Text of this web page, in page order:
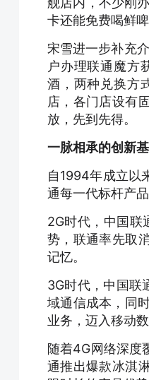
卡还能免费喝鲜
宋雪进一步补充
户办理联通魔方
酒，两种兑换方
店，各门店设有
放，先到先得。
一脉相承的创新
自1994年成立以
通每一代标杆产
2G时代，中国
势，联通率先取
记忆。
3G时代，中国联
域通信成本，同
业务，迈入移动
随着4G网络深度
通推出爆款冰淇